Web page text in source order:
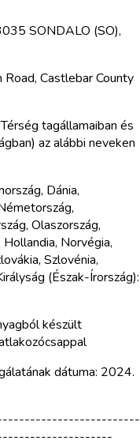
SONDALO (SO),
Castlebar County
tagállamaiban és
az alábbi neveken
Dánia,
Olaszország,
Norvégia,
Szlovénia,
(Észak-Írország):
készült
dátuma: 2024.